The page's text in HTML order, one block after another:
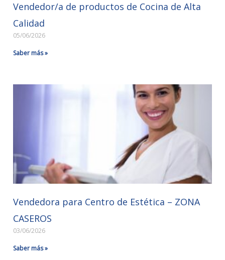
Vendedor/a de productos de Cocina de Alta
Calidad
05/06/2026
Saber más »
Vendedora para Centro de Estética – ZONA
CASEROS
03/06/2026
Saber más »